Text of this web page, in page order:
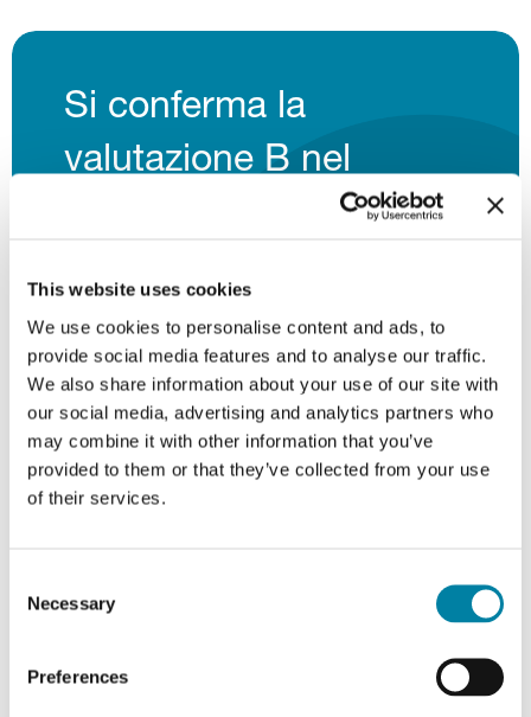
This website uses cookies
We use cookies to personalise content and ads, to
provide social media features and to analyse our traffic.
We also share information about your use of our site with
our social media, advertising and analytics partners who
may combine it with other information that you’ve
provided to them or that they’ve collected from your use
of their services.
Selection
Necessary
Preferences
Si conferma la
valutazione B nel
questionario CDP sul
(Carbon Disclosure
Project)